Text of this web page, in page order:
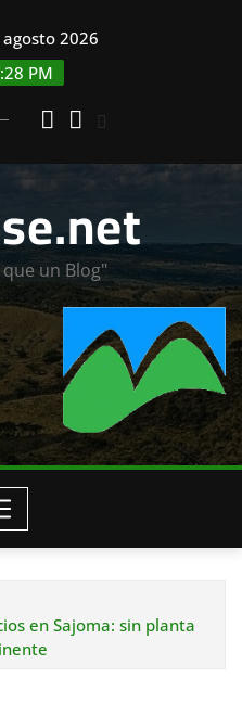
2026
PM
un Blog"
en Sajoma: sin planta